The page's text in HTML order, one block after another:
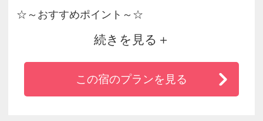
☆～おすすめポイント～☆
◆40型大型液晶テレビ設置
◆通信速度とセキュリティの面で優れたWi-Fi無
続きを見る
この宿のプランを見る